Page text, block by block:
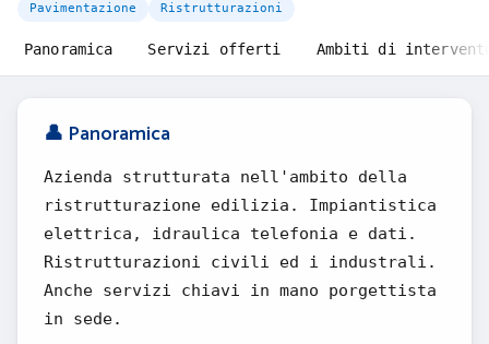
Pavimentazione
Ristrutturazioni
Panoramica Servizi offerti Ambiti di
👤 Panoramica
Azienda strutturata nell'ambito della
ristrutturazione edilizia. Impiantistica
elettrica, idraulica telefonia e dati.
Ristrutturazioni civili ed i industrali.
Anche servizi chiavi in mano porgettista
in sede.